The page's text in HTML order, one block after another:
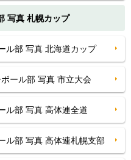
写真 札幌カップ
ル部 写真 北海道カップ
ール部 写真 市立大会
ル部 写真 高体連全道
ル部 写真 高体連札幌支部